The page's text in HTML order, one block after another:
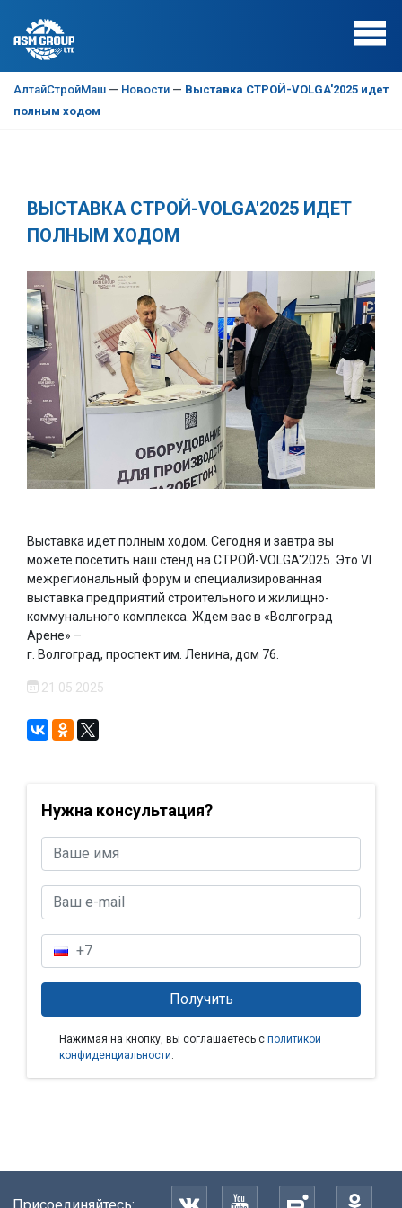
АлтайСтройМаш — Новости — Выставка СТРОЙ-VOLGA'2025 идет
полным ходом
ВЫСТАВКА СТРОЙ-VOLGA'2025 ИДЕТ
ПОЛНЫМ ХОДОМ
Выставка идет полным ходом. Сегодня и завтра вы
можете посетить наш стенд на СТРОЙ-VOLGA'2025. Это VI
межрегиональный форум и специализированная
выставка предприятий строительного и жилищно-
коммунального комплекса. Ждем вас в «Волгоград
Арене» –
г. Волгоград, проспект им. Ленина, дом 76.
21.05.2025
Нужна консультация?
Нажимая на кнопку, вы соглашаетесь с политикой
конфиденциальности